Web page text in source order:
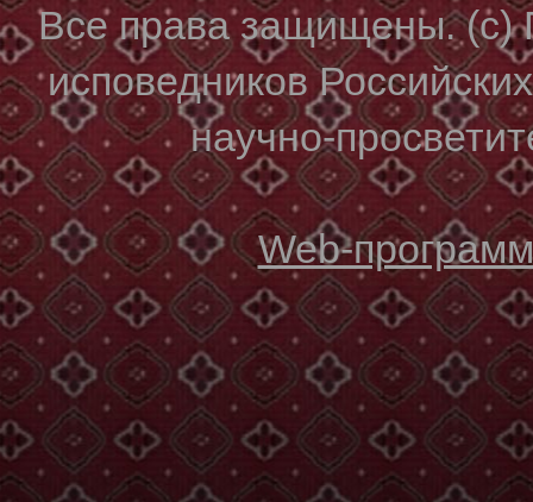
Все права защищены. (с)
исповедников
научно-
Web-